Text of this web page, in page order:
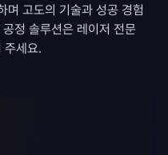
며 고도의 기술과 성공 경험
정 솔루션은 레이저 전문
주세요.